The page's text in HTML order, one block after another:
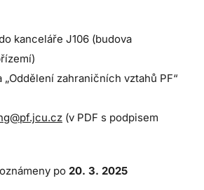
kanceláře J106 (budova
„Oddělení zahraničních vztahů PF“
(v PDF s podpisem
po 20. 3. 2025